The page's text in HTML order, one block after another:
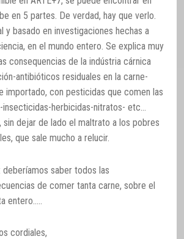
en 5 partes. De verdad, hay que verlo.
y basado en investigaciones hechas a
en el mundo entero. Se explica muy
consequencias de la indústria cárnica
antibióticos residuales en la carne-
importado, con pesticidas que comen las
insecticidas-herbicidas-nitratos- etc…
sin dejar de lado el maltrato a los pobres
que sale mucho a relucir.
deberíamos saber todos las
de comer tanta carne, sobre el
entero…..
cordiales,